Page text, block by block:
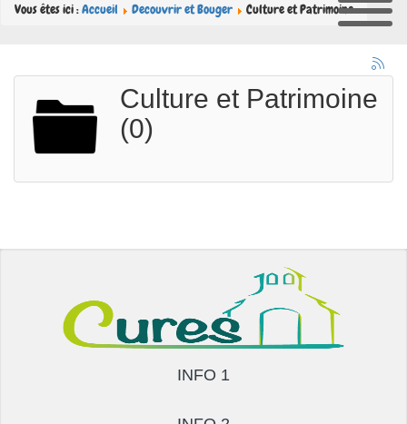
Vous êtes ici :Accueil Decouvrir et Bouger Culture et Patrimoine
Culture et Patrimoine
(0)
INFO 1